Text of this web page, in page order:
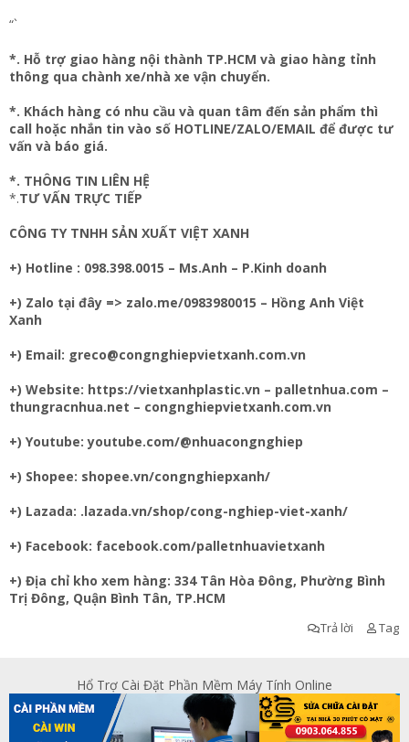
“`
*. Hỗ trợ giao hàng nội thành TP.HCM và giao hàng tỉnh
thông qua chành xe/nhà xe vận chuyển.
*. Khách hàng có nhu cầu và quan tâm đến sản phẩm thì
call hoặc nhắn tin vào số HOTLINE/ZALO/EMAIL để được tư
vấn và báo giá.
*. THÔNG TIN LIÊN HỆ
*.TƯ VẤN TRỰC TIẾP
CÔNG TY TNHH SẢN XUẤT VIỆT XANH
+) Hotline : 098.398.0015 – Ms.Anh – P.Kinh doanh
+) Zalo tại đây => zalo.me/0983980015 – Hồng Anh Việt
Xanh
+) Email: greco@congnghiepvietxanh.com.vn
+) Website: https://vietxanhplastic.vn – palletnhua.com –
thungracnhua.net – congnghiepvietxanh.com.vn
+) Youtube: youtube.com/@nhuacongnghiep
+) Shopee: shopee.vn/congnghiepxanh/
+) Lazada: .lazada.vn/shop/cong-nghiep-viet-xanh/
+) Facebook: facebook.com/palletnhuavietxanh
+) Địa chỉ kho xem hàng: 334 Tân Hòa Đông, Phường Bình
Trị Đông, Quận Bình Tân, TP.HCM
Trả lời Tag
Hổ Trợ Cài Đặt Phần Mềm Máy Tính Online